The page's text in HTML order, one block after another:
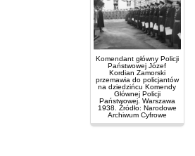
Komendant główny Policji
Państwowej Józef
Kordian Zamorski
przemawia do policjantów
na dziedzińcu Komendy
Głównej Policji
Państwowej. Warszawa
1938. Źródło: Narodowe
Archiwum Cyfrowe